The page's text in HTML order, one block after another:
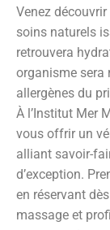
Venez
soins naturels
retrouvera
organisme sera
allergènes du
À l’Institut Mer
vous offrir un
alliant savoir-
d’exception.
en réservant
massage et